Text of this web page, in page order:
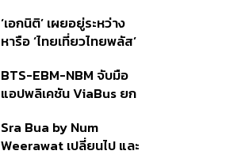
ก.ย.นี้ อาจเพิ่มสัดส่วนการ
ขายแบบ Small Lot First
‘เอกนิติ’ เผยอยู่ระหว่าง
หารือ ‘ไทยเที่ยวไทยพลัส’
แสนล้าน มั่นใจงบต่อ ‘ไทย
ช่วยไทย พลัส’ เฟส 2 มี
BTS-EBM-NBM จับมือ
แอปพลิเคชัน ViaBus ยก
รถไฟฟ้า 3 สายแบบเรียล
ไทม์
Sra Bua by Num
Weerawat เปลี่ยนไป และ